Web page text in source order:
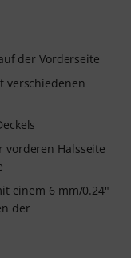
der Vorderseite
verschiedenen
vorderen Halsseite
einem 6 mm/0.24"
der